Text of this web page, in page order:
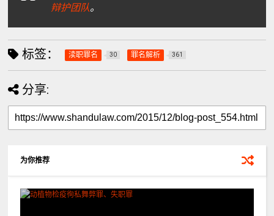
辩护团队。
标签： 渎职罪名 30 罪名解析 361
分享:
为你推荐